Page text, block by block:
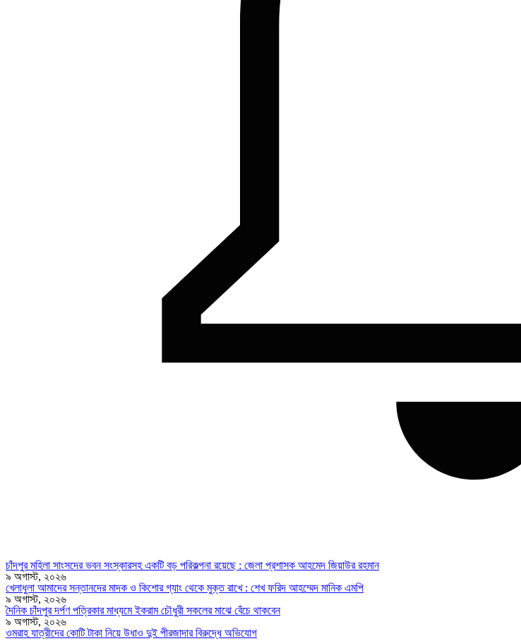
চাঁদপুর মহিলা সাংসদের ভবন সংস্কারসহ একটি বড় পরিকল্পনা রয়েছে : জেলা প্রশাসক আহমেদ জিয়াউর রহমান
৯ অগাস্ট, ২০২৬
খেলাধুলা আমাদের সন্তানদের মাদক ও কিশোর গ্যাং থেকে মুক্ত রাখে : শেখ ফরিদ আহম্মেদ মানিক এমপি
৯ অগাস্ট, ২০২৬
দৈনিক চাঁদপুর দর্পণ পত্রিকার মাধ্যমে ইকরাম চৌধুরী সকলের মাঝে বেঁচে থাকবেন
৯ অগাস্ট, ২০২৬
ওমরাহ যাত্রীদের কোটি টাকা নিয়ে উধাও দুই পীরজাদার বিরুদ্ধে অভিযোগ